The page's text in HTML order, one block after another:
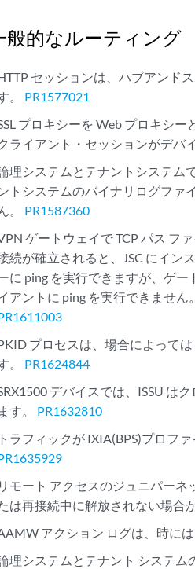
般的なルーティング
セッションは、ハブアンド
。 PR1577021
プロキシーを Web プロキシ
ライアント・セッションがデバ
理システムとテナントシステム
トシステムのバイナリログファ
。 PR1587360
ゲートウェイで TCP パス フ
続が確立されると、JSC にイン
に ping を実行できますが、ゲ
アントに ping を実行できません。
プロセスは、場合によって
。 PR1624844
デバイスでは、ISSU は
ます。 PR1632810
トラフィックが IXIA(BPS)プロフ
リモート アクセスのジュニパー
は再接続中に解放されない場合
アクション ログは、時に
理システムとテナント システム